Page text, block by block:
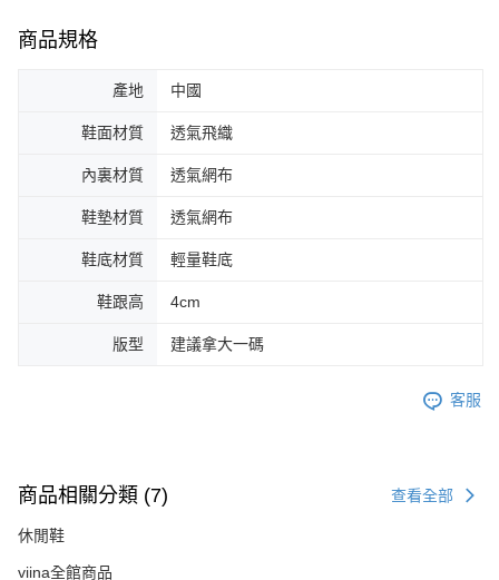
商品規格
產地 中國
鞋面材質 透氣飛織
內裏材質 透氣網布
鞋墊材質 透氣網布
鞋底材質 輕量鞋底
鞋跟高 4cm
版型 建議拿大一碼
客服
商品相關分類 (7) 查看全部
休閒鞋
viina全館商品